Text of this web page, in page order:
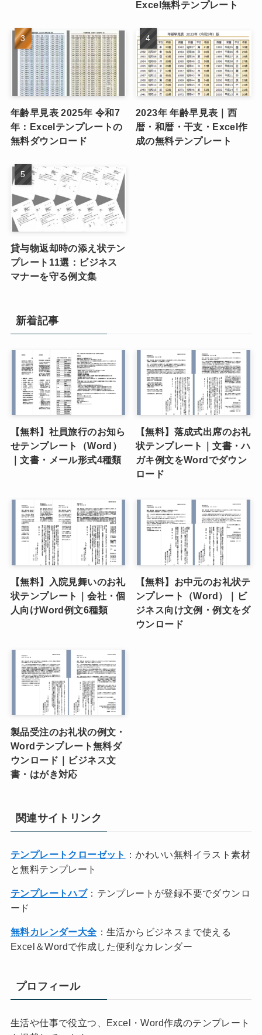
Excel無料テンプレート
年齢早見表 2025年 令和7
年：Excelテンプレートの
無料ダウンロード
2023年 年齢早見表｜西
暦・和暦・干支・Excel作
成の無料テンプレート
貸与物返却時の添え状テン
プレート11選：ビジネス
マナーを守る例文集
新着記事
【無料】社員旅行のお知ら
せテンプレート（Word）
｜文書・メール形式4種類
【無料】落成式出席のお礼
状テンプレート｜文書・ハ
ガキ例文をWordでダウン
ロード
【無料】入院見舞いのお礼
状テンプレート｜会社・個
人向けWord例文6種類
【無料】お中元のお礼状テ
ンプレート（Word）｜ビ
ジネス向け文例・例文をダ
ウンロード
製品受注のお礼状の例文・
Wordテンプレート無料ダ
ウンロード｜ビジネス文
書・はがき対応
関連サイトリンク
テンプレートクローゼット
：かわいい無料イラスト素材
と無料テンプレート
テンプレートハブ：テンプレートが登録不要でダウンロ
ード
無料カレンダー大全 ：生活からビジネスまで使える
Excel＆Wordで作成した便利なカレンダー
プロフィール
生活や仕事で役立つ、Excel・Word作成のテンプレート